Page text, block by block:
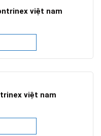
việt nam
việt nam